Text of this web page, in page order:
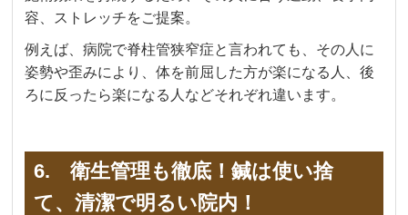
容、ストレッチをご提案。
例えば、病院で脊柱管狭窄症と言われても、その人に
姿勢や歪みにより、体を前屈した方が楽になる人、後
ろに反ったら楽になる人などそれぞれ違います。
6. 衛生管理も徹底！鍼は使い捨
て、清潔で明るい院内！